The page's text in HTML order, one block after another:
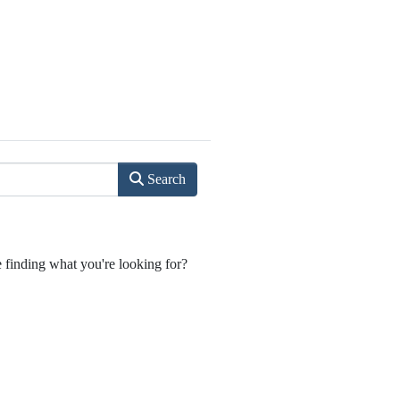
Search
finding what you're looking for?